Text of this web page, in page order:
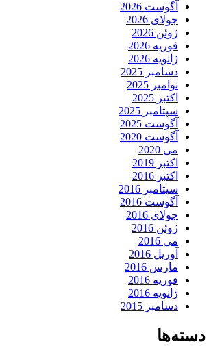
آگوست 2026
جولای 2026
ژوئن 2026
فوریه 2026
ژانویه 2026
دسامبر 2025
نوامبر 2025
اکتبر 2025
سپتامبر 2025
آگوست 2025
آگوست 2020
می 2020
اکتبر 2019
اکتبر 2016
سپتامبر 2016
آگوست 2016
جولای 2016
ژوئن 2016
می 2016
آوریل 2016
مارس 2016
فوریه 2016
ژانویه 2016
دسامبر 2015
دسته‌ها